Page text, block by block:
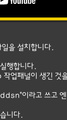
설치합니다.
행합니다.
업패널이 생긴 것
이라고 쓰고 엔
니다.